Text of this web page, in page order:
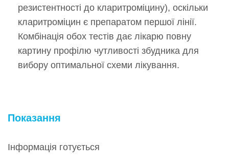
резистентності до кларитроміцину), оскільки
кларитроміцин є препаратом першої лінії.
Комбінація обох тестів дає лікарю повну
картину профілю чутливості збудника для
вибору оптимальної схеми лікування.
Показання
Інформація готується